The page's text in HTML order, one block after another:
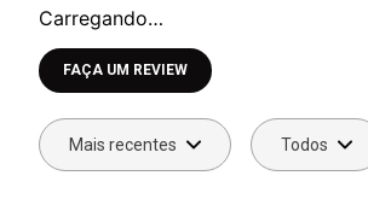
Carregando…
Faça login para escrever uma
Mais recentes Todos